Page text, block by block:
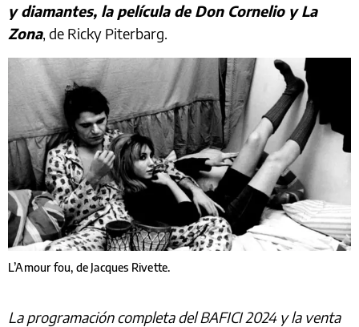
y diamantes, la película de Don Cornelio y La
Zona, de Ricky Piterbarg.
L’Amour fou, de Jacques Rivette.
La programación completa del BAFICI 2024 y la venta